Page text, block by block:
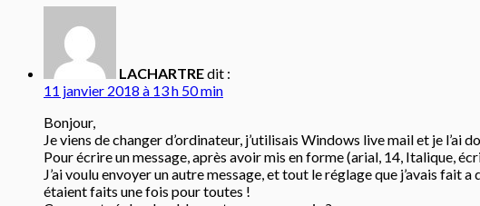
LACHARTREdit :
11 janvier 2018 à 13 h 50 min
Bonjour,
Je viens de changer d’ordinateur, j’utilisais Windows live mail et je
Pour écrire un message, après avoir mis en forme (arial, 14, Italique,
J’ai voulu envoyer un autre message, et tout le réglage que j’avais
étaient faits une fois pour toutes !